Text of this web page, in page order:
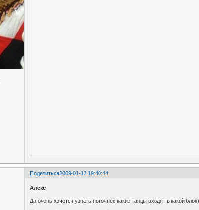
Поделиться2009-01-12 19:40:44
Алекс
Да очень хочется узнать поточнее какие танцы входят в какой блок)